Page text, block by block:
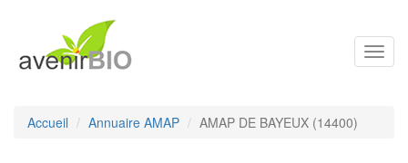
Accueil Annuaire AMAP AMAP DE BAYEUX (14400)